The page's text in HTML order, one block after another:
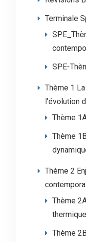
Terminale
SPE-
Thème 1
l'évolution
Thème
Thème
Thème 2
Thème
Thème